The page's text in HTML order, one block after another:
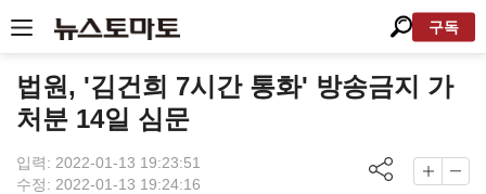
구독
법원, '김건희 7시간 통화' 방송금지 가
처분 14일 심문
입력: 2022-01-13 19:23:51
수정: 2022-01-13 19:24:16